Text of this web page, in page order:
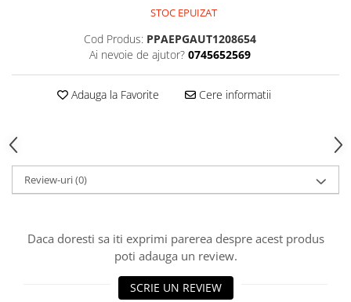
STOC EPUIZAT
Cod Produs: PPAEPGAUT1208654
Ai nevoie de ajutor? 0745652569
Adauga la Favorite Cere informatii
Review-uri(0)
Daca doresti sa iti exprimi parerea despre acest produs
poti adauga un review.
SCRIE UN REVIEW